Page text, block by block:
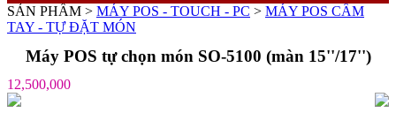
SẢN PHẨM > MÁY POS - TOUCH - PC > MÁY POS CẦM
TAY - TỰ ĐẶT MÓN
Máy POS tự chọn món SO-5100 (màn 15''/17'')
12,500,000